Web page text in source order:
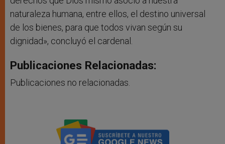
naturaleza humana, entre ellos, el destino universal
de los bienes, para que todos vivan según su
dignidad», concluyó el cardenal.
Publicaciones Relacionadas:
Publicaciones no relacionadas.